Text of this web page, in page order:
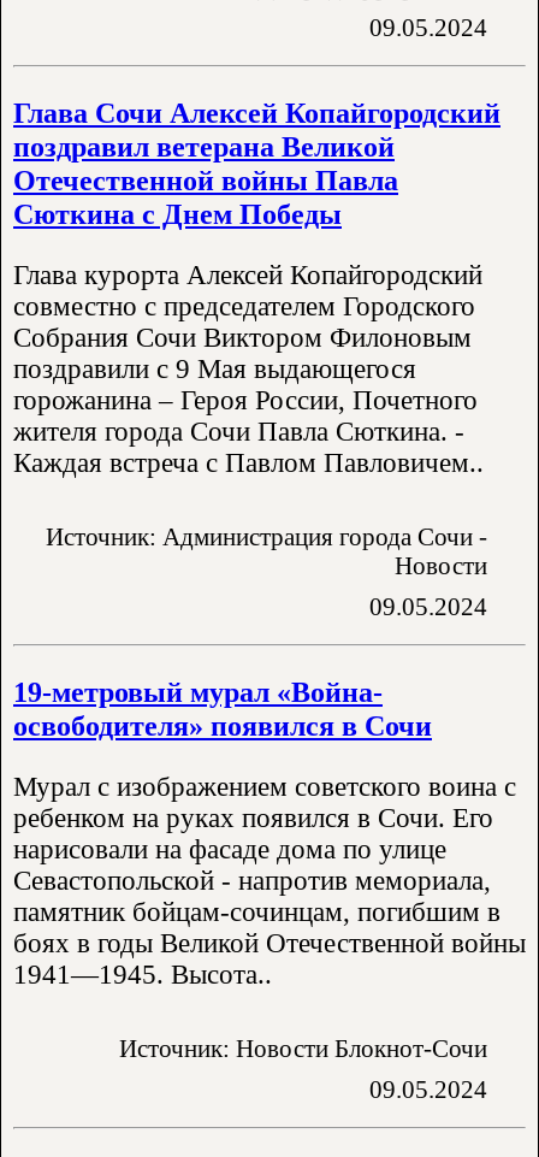
09.05.2024
Глава Сочи Алексей Копайгородский
поздравил ветерана Великой
Отечественной войны Павла
Сюткина с Днем Победы
Глава курорта Алексей Копайгородский
совместно с председателем Городского
Собрания Сочи Виктором Филоновым
поздравили с 9 Мая выдающегося
горожанина – Героя России, Почетного
жителя города Сочи Павла Сюткина. -
Каждая встреча с Павлом Павловичем..
Источник: Администрация города Сочи -
Новости
09.05.2024
19-метровый мурал «Война-
освободителя» появился в Сочи
Мурал с изображением советского воина с
ребенком на руках появился в Сочи. Его
нарисовали на фасаде дома по улице
Севастопольской - напротив мемориала,
памятник бойцам-сочинцам, погибшим в
боях в годы Великой Отечественной войны
1941—1945. Высота..
Источник: Новости Блокнот-Сочи
09.05.2024